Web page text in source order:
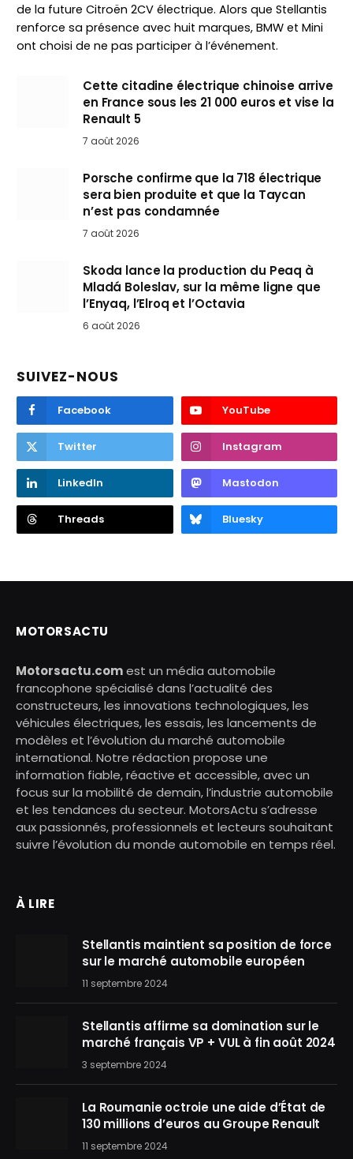
de la future Citroën 2CV électrique. Alors que Stellantis
renforce sa présence avec huit marques, BMW et Mini
ont choisi de ne pas participer à l’événement.
Cette citadine électrique chinoise arrive
en France sous les 21 000 euros et vise la
Renault 5
7 août 2026
Porsche confirme que la 718 électrique
sera bien produite et que la Taycan
n’est pas condamnée
7 août 2026
Skoda lance la production du Peaq à
Mladá Boleslav, sur la même ligne que
l’Enyaq, l’Elroq et l’Octavia
6 août 2026
SUIVEZ-NOUS
Facebook YouTube
Twitter Instagram
LinkedIn Mastodon
Threads Bluesky
MOTORSACTU
Motorsactu.comest un média automobile
francophone spécialisé dans l’actualité des
constructeurs, les innovations technologiques, les
véhicules électriques, les essais, les lancements de
modèles et l’évolution du marché automobile
international. Notre rédaction propose une
information fiable, réactive et accessible, avec un
focus sur la mobilité de demain, l’industrie automobile
et les tendances du secteur. MotorsActu s’adresse
aux passionnés, professionnels et lecteurs souhaitant
suivre l’évolution du monde automobile en temps réel.
À LIRE
Stellantis maintient sa position de force
sur le marché automobile européen
11 septembre 2024
Stellantis affirme sa domination sur le
marché français VP + VUL à fin août 2024
3 septembre 2024
La Roumanie octroie une aide d’État de
130 millions d’euros au Groupe Renault
11 septembre 2024